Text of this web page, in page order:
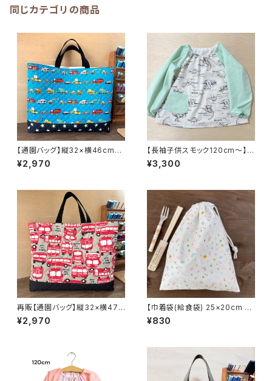
同じカテゴリの商品
【通園バッグ】縦32×横46cmマ
チ6cm☆ はたらく車 車柄
車 星 男の子 ★TB. | 通園
ra☆ほしぞらです
¥2,970
【長袖子供スモック120cm〜】恐
竜★LL.2 ダイナソー 男の
子 緑 グリーン かっこいい
¥3,300
再販【通園バッグ】縦32×横47c
mマチ6cm☆ 車柄 スクール
バス 男の子 ★UB. | 通園通
¥2,970
【巾着袋(給食袋) 25×20cm 】
小鳥とお花柄★KB. シンプル
女の子｜通園通学用のかわいい
¥830